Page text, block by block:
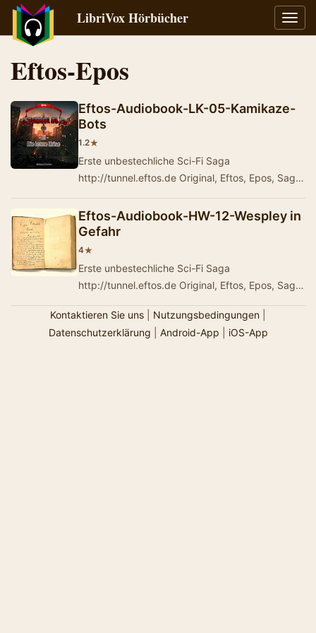
LibriVox Hörbücher
Eftos-Epos
Eftos-Audiobook-LK-05-Kamikaze-
Bots
1.2★
Erste unbestechliche Sci-Fi Saga
http://tunnel.eftos.de Original, Eftos, Epos, Saga,
Prinz …
Eftos-Audiobook-HW-12-Wespley in
Gefahr
4★
Erste unbestechliche Sci-Fi Saga
http://tunnel.eftos.de Original, Eftos, Epos, Saga,
Prinz …
Kontaktieren Sie uns Nutzungsbedingungen
Datenschutzerklärung
Android-App iOS-App